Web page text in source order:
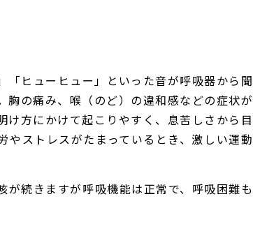
「ヒューヒュー」といった音が呼吸器から聞
胸の痛み、喉（のど）の違和感などの症状が
方にかけて起こりやすく、息苦しさから目
ストレスがたまっているとき、激しい運動
続きますが呼吸機能は正常で、呼吸困難も